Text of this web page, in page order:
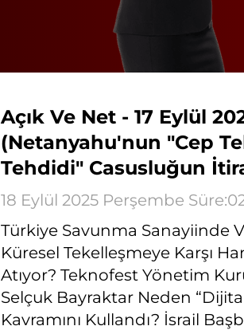
Açık Ve Net - 17 Eylül
(Netanyahu'nun "Cep
Tehdidi" Casusluğun
18 Eylül 2025 Perşembe
Türkiye Savunma Sanayiinde
Küresel Tekelleşmeye Karşı
Atıyor? Teknofest Yönetim
Selçuk Bayraktar Neden “Dijital
Kavramını Kullandı? İsrail